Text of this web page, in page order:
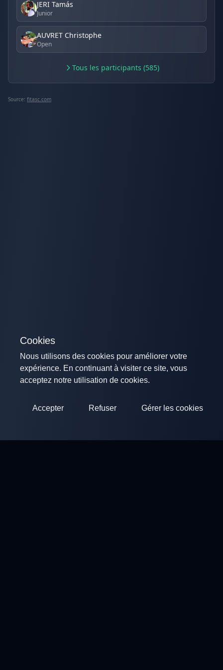
JERI Tamás
Junior
AUVRET Christophe
Open
Tous les participants (585)
Source: fitasc.com
Cookies
Nous utilisons des cookies pour améliorer votre
expérience. En continuant à visiter ce site, vous
acceptez notre utilisation de cookies.
Accepter Refuser Gérer les cookies